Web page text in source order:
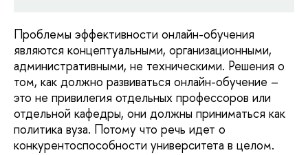
Проблемы эффективности онлайн-обучения
являются концептуальными, организационными,
административными, не техническими. Решения о
том, как должно развиваться онлайн-обучение –
это не привилегия отдельных профессоров или
отдельной кафедры, они должны приниматься как
политика вуза. Потому что речь идет о
конкурентоспособности университета в целом.